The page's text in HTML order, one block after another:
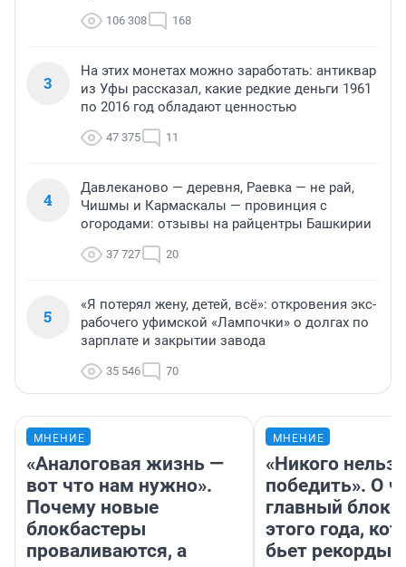
106 308 168
3
На этих монетах можно заработать: антиквар
из Уфы рассказал, какие редкие деньги 1961
по 2016 год обладают ценностью
47 375 11
4
Давлеканово — деревня, Раевка — не рай,
Чишмы и Кармаскалы — провинция с
огородами: отзывы на райцентры Башкирии
37 727 20
5
«Я потерял жену, детей, всё»: откровения экс-
рабочего уфимской «Лампочки» о долгах по
зарплате и закрытии завода
35 546 70
МНЕНИЕ
«Аналоговая жизнь —
вот что нам нужно».
Почему новые
блокбастеры
проваливаются, а
МНЕНИЕ
«Никого нельзя
победить». О
главный
этого года,
бьет рекорды в